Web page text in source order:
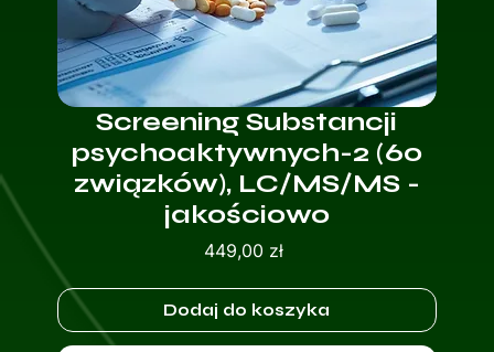
Screening Substancji
psychoaktywnych-2 (60
związków), LC/MS/MS -
jakościowo
449,00 złCena
Dodaj do koszyka